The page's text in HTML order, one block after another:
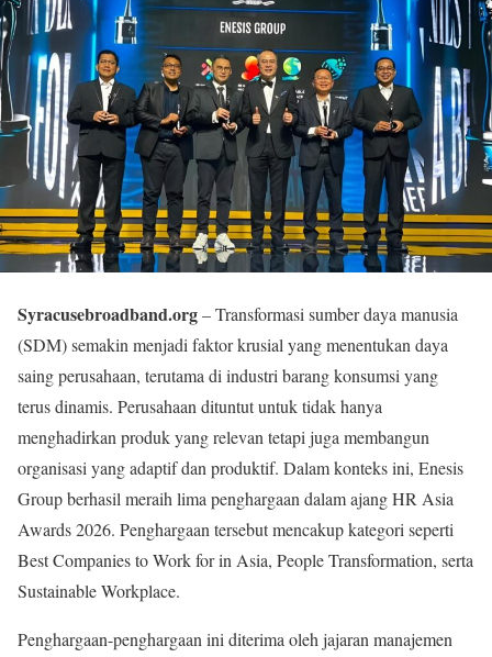
Syracusebroadband.org– Transformasi sumber daya manusia
(SDM) semakin menjadi faktor krusial yang menentukan daya
saing perusahaan, terutama di industri barang konsumsi yang
terus dinamis. Perusahaan dituntut untuk tidak hanya
menghadirkan produk yang relevan tetapi juga membangun
organisasi yang adaptif dan produktif. Dalam konteks ini, Enesis
Group berhasil meraih lima penghargaan dalam ajang HR Asia
Awards 2026. Penghargaan tersebut mencakup kategori seperti
Best Companies to Work for in Asia, People Transformation, serta
Sustainable Workplace.
Penghargaan-penghargaan ini diterima oleh jajaran manajemen